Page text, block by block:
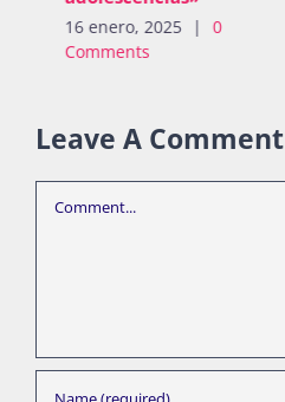
16 enero, 2025 |
Comments
Leave A Comment
Comment